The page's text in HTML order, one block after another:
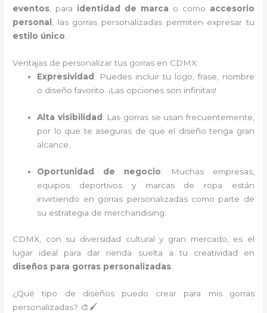
eventos , para identidad de marca o como accesorio
personal
, las gorras personalizadas permiten expresar tu
estilo único
Ventajas de personalizar tus gorras en CDMX:
Expresividad : Puedes incluir tu logo, frase, nombre
o diseño favorito. ¡Las opciones son infinitas!
Alta visibilidad : Las gorras se usan frecuentemente,
por lo que te aseguras de que el diseño tenga gran
alcance.
Oportunidad de negocio: Muchas empresas,
equipos deportivos y marcas de ropa están
invirtiendo en gorras personalizadas como parte de
su estrategia de merchandising.
CDMX, con su diversidad cultural y gran mercado, es el
lugar ideal para dar rienda suelta a tu creatividad en
diseños para gorras personalizadas.
¿Qué tipo de diseños puedo crear para mis gorras
personalizadas? 🎨🖌️